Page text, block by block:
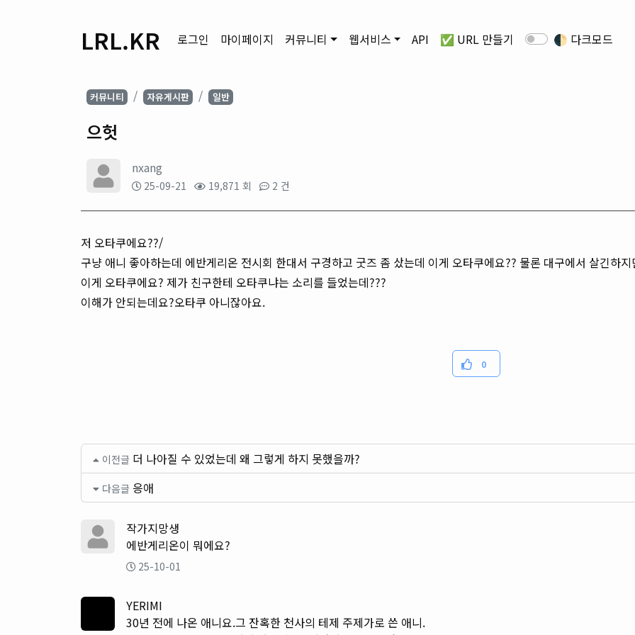
LRL.KR 로그인 마이페이지 커뮤니티 웹서비스 API ✅ URL 만들기 🌓 다크모드
커뮤니티 자유게시판 일반
으헛
nxang
25-09-21 19,871 회 2 건
저 오타쿠에요??/
구냥 애니 좋아하는데 에반게리온 전시회 한대서 구경하고 굿즈 좀 샀는데 이게 오타쿠에요?? 물론 대구에서 살긴하지
이게 오타쿠에요? 제가 친구한테 오타쿠냐는 소리를 들었는데???
이해가 안되는데요?오타쿠 아니잖아요.
0
이전글 더 나아질 수 있었는데 왜 그렇게 하지 못했을까?
다음글 응애
작가지망생
에반게리온이 뭐에요?
25-10-01
YERIMI
30년 전에 나온 애니요.그 잔혹한 천사의 테제 주제가로 쓴 애니.